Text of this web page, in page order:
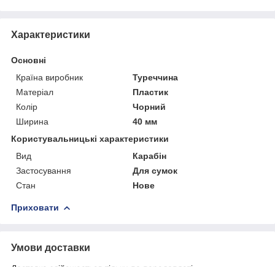
Характеристики
Основні
Країна виробник
Туреччина
Матеріал
Пластик
Колір
Чорний
Ширина
40 мм
Користувальницькі характеристики
Вид
Карабін
Застосування
Для сумок
Стан
Нове
Приховати
Умови доставки